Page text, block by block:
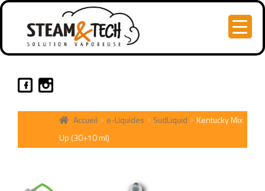
Accueil e-Liquides SudLiquid
Kentucky Mix
Up (30+10 ml)